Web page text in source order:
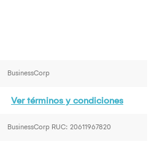
BusinessCorp
Ver términos y condiciones
BusinessCorp RUC: 20611967820